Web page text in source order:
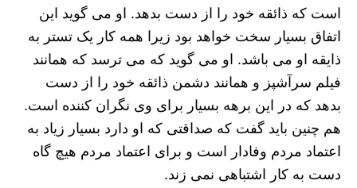
است که ذائقه خود را از دست بدهد. او می گوید این
اتفاق بسیار سخت خواهد بود زیرا همه کار یک تستر به
ذایقه او می باشد. او می گوید که می ترسد که همانند
فیلم سرآشپز و همانند دشمن ذائقه خود را از دست
بدهد که در این برهه بسیار برای وی نگران کننده است.
هم چنین باید گفت که صداقتی که او دارد بسیار زیاد به
اعتماد مردم وفادار است و برای اعتماد مردم هیچ گاه
دست به کار اشتباهی نمی زند.